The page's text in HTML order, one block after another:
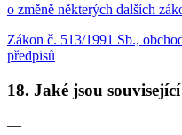
o změně některých dalších
Zákon č. 513/1991 Sb.,
předpisů
18. Jaké jsou
—